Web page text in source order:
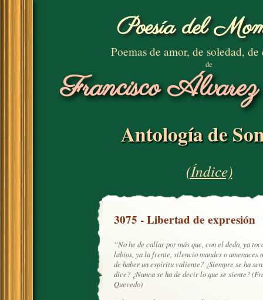
Poesía del
Poemas de amor, de soledad, de
de
Francisco
Antología de
(Índice)
3075 - Libertad de expresión
“No he de callar por más que, con el dedo, ya
labios, ya la frente, silencio mandes o amenaces
de haber un espíritu valiente? ¿Siempre se ha
dice? ¿Nunca se ha de decir lo que se siente?
Quevedo)